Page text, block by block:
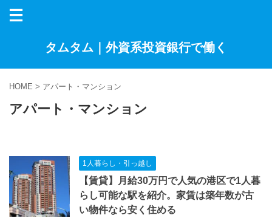
タムタム｜外資系投資銀行で働く
HOME > アパート・マンション
アパート・マンション
1人暮らし・引っ越し
【賃貸】月給30万円で人気の港区で1人暮
らし可能な駅を紹介。家賃は築年数が古
い物件なら安く住める